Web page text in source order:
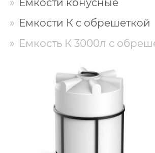
Емкости К с обрешеткой
Емкость К 3000л с